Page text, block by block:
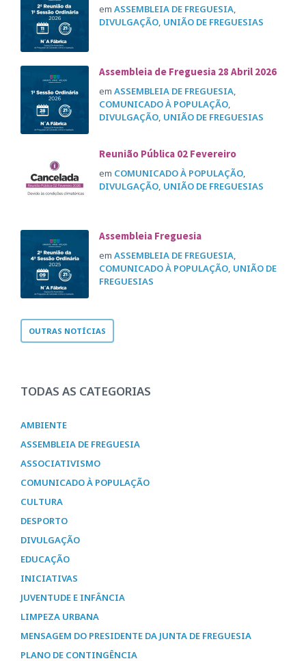
em ASSEMBLEIA DE FREGUESIA,
DIVULGAÇÃO, UNIÃO DE FREGUESIAS
Assembleia de Freguesia 28 Abril 2026
em ASSEMBLEIA DE FREGUESIA,
COMUNICADO À POPULAÇÃO,
DIVULGAÇÃO, UNIÃO DE FREGUESIAS
Reunião Pública 02 Fevereiro
em COMUNICADO À POPULAÇÃO,
DIVULGAÇÃO, UNIÃO DE FREGUESIAS
Assembleia Freguesia
em ASSEMBLEIA DE FREGUESIA,
COMUNICADO À POPULAÇÃO, UNIÃO DE
FREGUESIAS
OUTRAS NOTÍCIAS
TODAS AS CATEGORIAS
AMBIENTE
ASSEMBLEIA DE FREGUESIA
ASSOCIATIVISMO
COMUNICADO À POPULAÇÃO
CULTURA
DESPORTO
DIVULGAÇÃO
EDUCAÇÃO
INICIATIVAS
JUVENTUDE E INFÂNCIA
LIMPEZA URBANA
MENSAGEM DO PRESIDENTE DA JUNTA DE FREGUESIA
PLANO DE CONTINGÊNCIA